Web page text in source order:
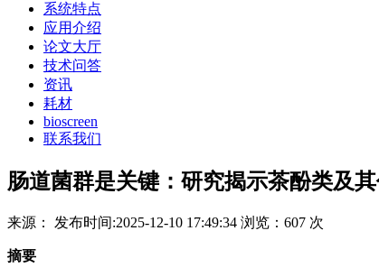
系统特点
应用介绍
论文大厅
技术问答
资讯
耗材
bioscreen
联系我们
肠道菌群是关键：研究揭示茶酚类及
来源： 发布时间:2025-12-10 17:49:34 浏览： 607 次
摘要